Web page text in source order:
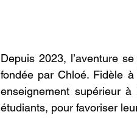
Depuis 2023, l’aventure
fondée par Chloé. Fidèle à
enseignement supérieur
étudiants, pour favoriser